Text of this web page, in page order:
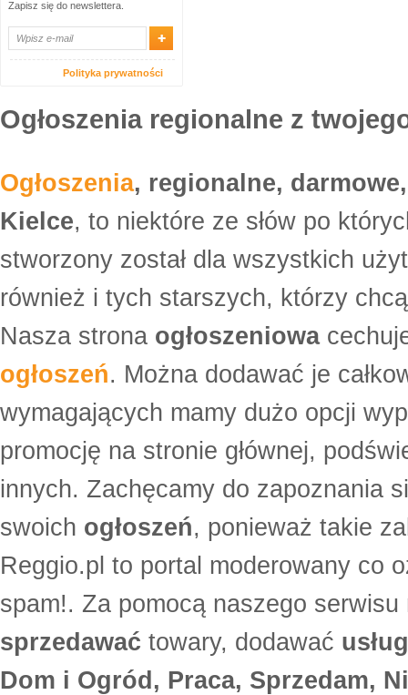
Zapisz się do newslettera.
Polityka prywatności
Ogłoszenia regionalne z
Ogłoszenia, regionalne,
Kielce, to niektóre ze słów po
stworzony został dla wszystkich
również i tych starszych, którzy
Nasza strona ogłoszeniowa
ogłoszeń. Można dodawać je
wymagających mamy dużo opcji
promocję na stronie głównej,
innych. Zachęcamy do zapoznania
swoich ogłoszeń, ponieważ takie
Reggio.pl to portal moderowany co
spam!. Za pomocą naszego
sprzedawać towary, dodawać
Dom i Ogród, Praca, Sprzedam,